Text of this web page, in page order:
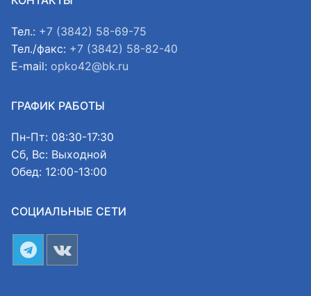
Тел.: +7 (3842) 58-69-75
Тел./факс: +7 (3842) 58-82-40
E-mail: opko42@bk.ru
ГРАФИК РАБОТЫ
Пн-Пт: 08:30-17:30
Сб, Вс: Выходной
Обед: 12:00-13:00
СОЦИАЛЬНЫЕ СЕТИ